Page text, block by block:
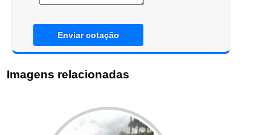
Enviar cotação
Imagens relacionadas